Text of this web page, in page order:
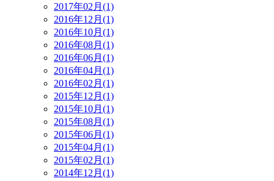
2017年02月(1)
2016年12月(1)
2016年10月(1)
2016年08月(1)
2016年06月(1)
2016年04月(1)
2016年02月(1)
2015年12月(1)
2015年10月(1)
2015年08月(1)
2015年06月(1)
2015年04月(1)
2015年02月(1)
2014年12月(1)